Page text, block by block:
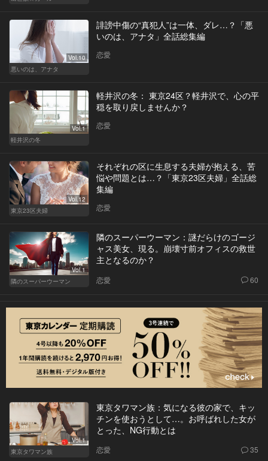
Vol.10
悪いのは、アナタ
誹謗中傷の“真犯人”は一体、ダレ…？「悪
いのは、アナタ」全話総集編
恋愛
Vol.1
軽井沢の冬
軽井沢の冬： 東京24区？軽井沢で、心の平
穏を取り戻しませんか？
恋愛
Vol.12
東京23区夫婦
それぞれの区に生息する夫婦が抱える、苦
悩や問題とは…？「東京23区夫婦」全話総
集編
恋愛
Vol.1
隣のスーパーウーマン
隣のスーパーウーマン：謎だらけのゴージ
ャス美女、現る。崩壊寸前オフィスの救世
主となるのか？
恋愛 60
Vol.1
東京タワマン族
東京タワマン族：気になる彼の家で、キッ
チンを使おうとして…。お呼ばれした女が
とった、NG行動とは
恋愛 35